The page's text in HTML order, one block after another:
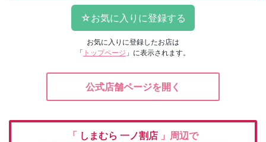
お気に入りに登録したお店は
「 トップページ 」に表示されます。
公式店舗ページを開く
「 しまむら 一ノ割店 」周辺で